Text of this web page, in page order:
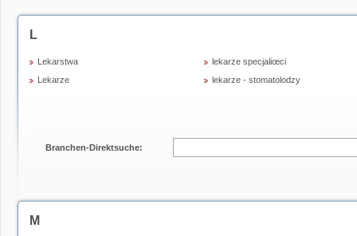
L
Lekarstwa
Lekarze
lekarze specjaliœci
lekarze - stomatolodzy
Branchen-Direktsuche:
M